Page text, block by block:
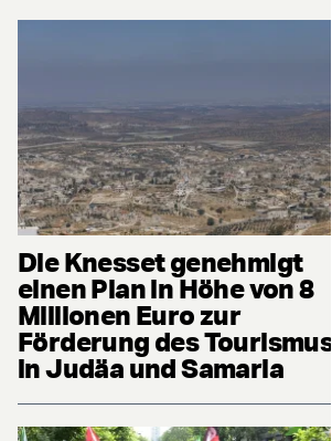
Die Knesset genehmigt
einen Plan in Höhe von 8
Millionen Euro zur
Förderung des Tourismus
in Judäa und Samaria